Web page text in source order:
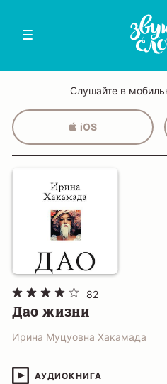
Слушайте в
iOS
82
Дао жизни
Ирина Муцуовна Хакамада
АУДИОКНИГА